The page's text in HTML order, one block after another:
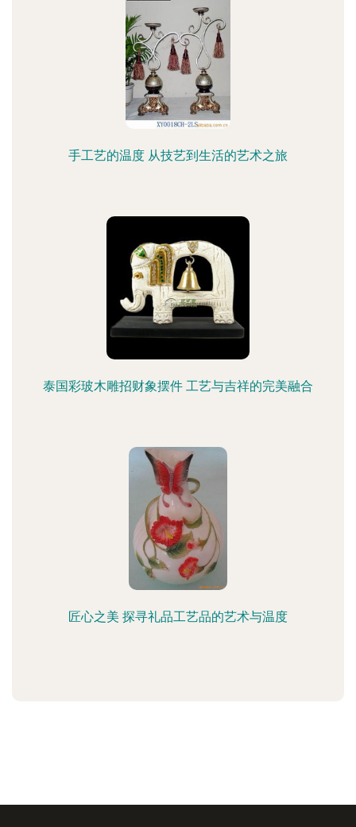
手工艺的温度 从技艺到生活的艺术之旅
泰国彩玻木雕招财象摆件 工艺与吉祥的完美融合
匠心之美 探寻礼品工艺品的艺术与温度